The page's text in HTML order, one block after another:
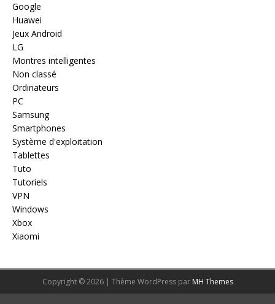
Google
Huawei
Jeux Android
LG
Montres intelligentes
Non classé
Ordinateurs
PC
Samsung
Smartphones
Système d'exploitation
Tablettes
Tuto
Tutoriels
VPN
Windows
Xbox
Xiaomi
Copyright © 2026 | Thème WordPress par MH Themes